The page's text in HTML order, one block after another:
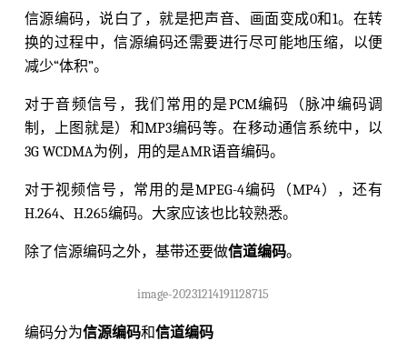
信源编码，说白了，就是把声音、画面变成0和1。在转
换的过程中，信源编码还需要进行尽可能地压缩，以便
减少“体积”。
对于音频信号，我们常用的是PCM编码（脉冲编码调
制，上图就是）和MP3编码等。在移动通信系统中，以
3G WCDMA为例，用的是AMR语音编码。
对于视频信号，常用的是MPEG-4编码（MP4），还有
H.264、H.265编码。大家应该也比较熟悉。
除了信源编码之外，基带还要做信道编码。
image-20231214191128715
编码分为信源编码和信道编码